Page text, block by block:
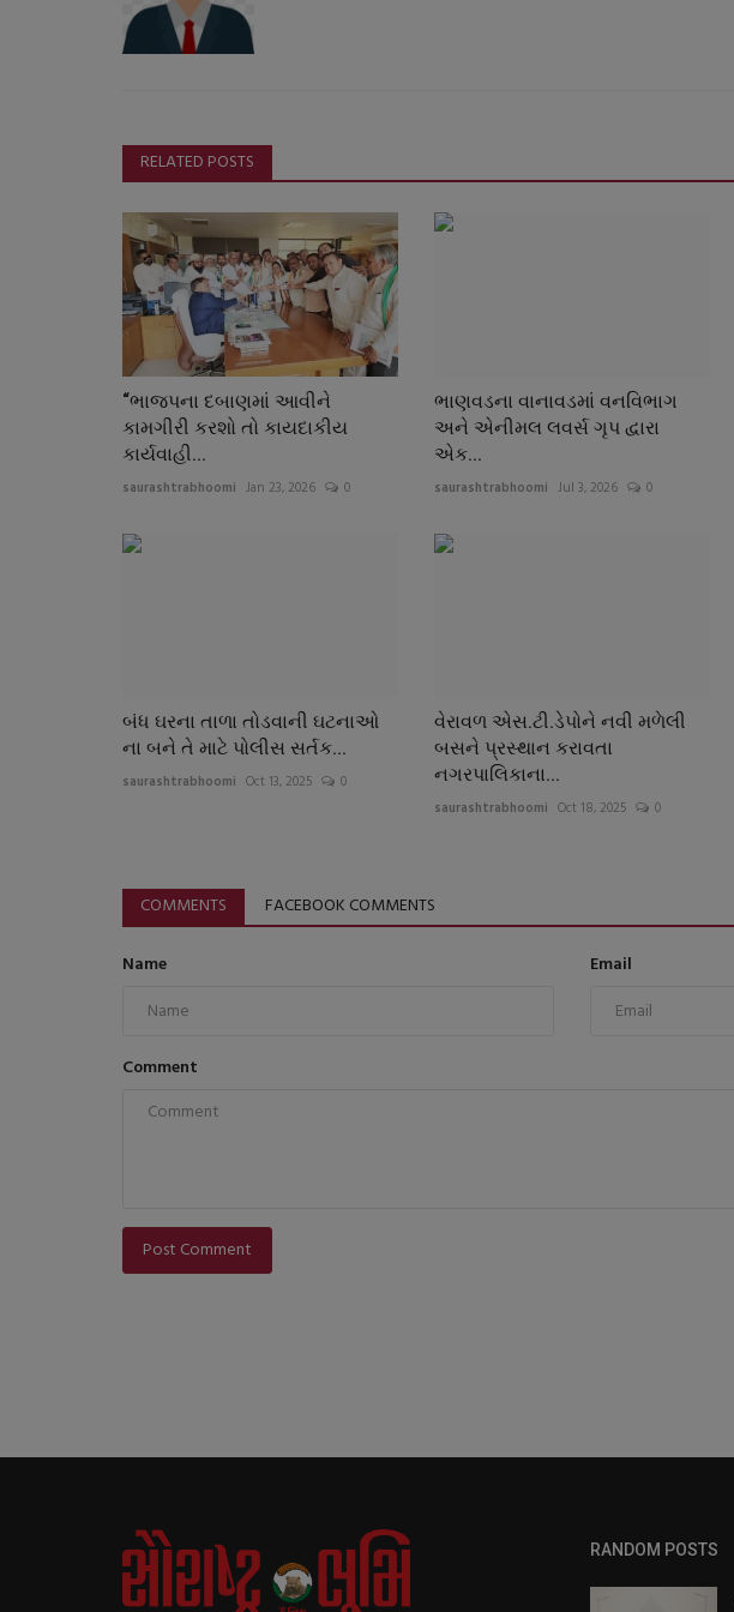
RELATED POSTS
“ભાજપના દબાણમાં આવીને
કામગીરી કરશો તો કાયદાકીય
કાર્યવાહી...
saurashtrabhoomi Jan 23, 2026 0
ભાણવડના વાનાવડમાં વનવિભાગ
અને એનીમલ લવર્સ ગૃપ દ્વારા
એક...
saurashtrabhoomi Jul 3, 2026 0
બંધ ઘરના તાળા તોડવાની ઘટનાઓ
ના બને તે માટે પોલીસ સર્તક...
saurashtrabhoomi Oct 13, 2025 0
વેરાવળ એસ.ટી.ડેપોને નવી મળેલી
બસને પ્રસ્થાન કરાવતા
નગરપાલિકાના...
saurashtrabhoomi Oct 18, 2025 0
COMMENTS FACEBOOK COMMENTS
Name Email
Comment
Post Comment
RANDOM POSTS